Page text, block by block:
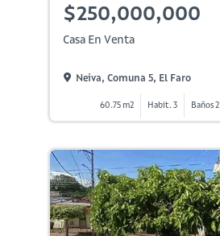
$250,000,000
Casa En Venta
Neiva, Comuna 5, El Faro
60.75 m2 Habit. 3 Baños 2